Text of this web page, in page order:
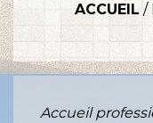
ACCUEIL /
Accueil